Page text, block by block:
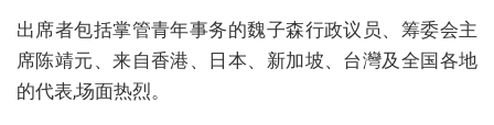
出席者包括掌管青年事务的魏子森行政议员、筹委会主
席陈靖元、来自香港、日本、新加坡、台灣及全国各地
的代表,场面热烈。